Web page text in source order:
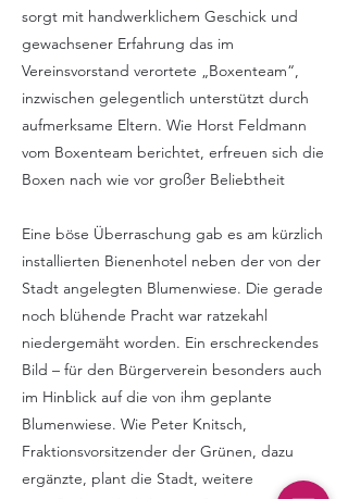
sorgt mit handwerklichem Geschick und
gewachsener Erfahrung das im
Vereinsvorstand verortete „Boxenteam“,
inzwischen gelegentlich unterstützt durch
aufmerksame Eltern. Wie Horst Feldmann
vom Boxenteam berichtet, erfreuen sich die
Boxen nach wie vor großer Beliebtheit
Eine böse Überraschung gab es am kürzlich
installierten Bienenhotel neben der von der
Stadt angelegten Blumenwiese. Die gerade
noch blühende Pracht war ratzekahl
niedergemäht worden. Ein erschreckendes
Bild – für den Bürgerverein besonders auch
im Hinblick auf die von ihm geplante
Blumenwiese. Wie Peter Knitsch,
Fraktionsvorsitzender der Grünen, dazu
ergänzte, plant die Stadt, weitere